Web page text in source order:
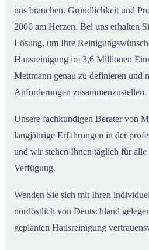
uns brauchen. Gründlichkeit und
2006 am Herzen. Bei uns erhalten
Lösung, um Ihre
Hausreinigung im 3,6 Millionen
Mettmann genau zu definieren und
Anforderungen zusammenzustellen.
Unsere fachkundigen Berater von
langjährige Erfahrungen in der
und wir stehen Ihnen täglich für
Verfügung.
Wenden Sie sich mit Ihren
nordöstlich von Deutschland
geplanten Hausreinigung